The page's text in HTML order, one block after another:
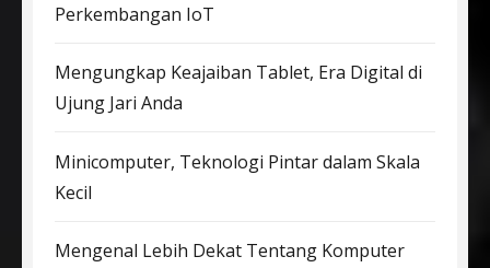
Perkembangan IoT
Mengungkap Keajaiban Tablet, Era Digital di
Ujung Jari Anda
Minicomputer, Teknologi Pintar dalam Skala
Kecil
Mengenal Lebih Dekat Tentang Komputer